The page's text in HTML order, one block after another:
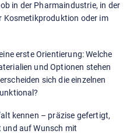
in der Pharmaindustrie, in der
Kosmetikproduktion oder im
erste Orientierung: Welche
und Optionen stehen
sich die einzelnen
kennen – präzise gefertigt,
auf Wunsch mit